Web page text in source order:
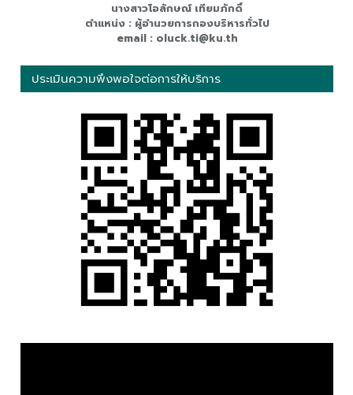
นางสาวโอลักษณ์ เทียมภักดิ์
ตำแหน่ง : ผู้อำนวยการกองบริหารทั่วไป
email : oluck.ti@ku.th
ประเมินความพึงพอใจต่อการให้บริการ